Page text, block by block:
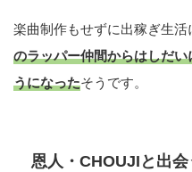
楽曲制作もせずに出稼ぎ生活
のラッパー仲間からはしだ
うになったそうです。
恩人・CHOUJIと出会